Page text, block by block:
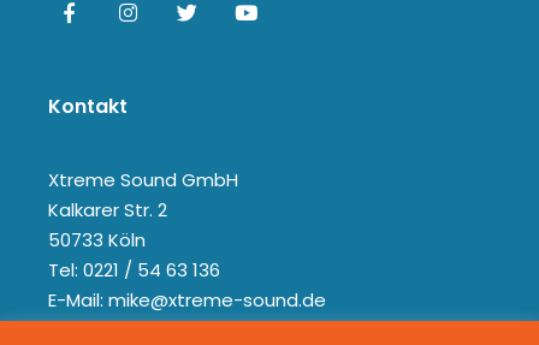
Kontakt
Xtreme Sound GmbH
Kalkarer Str. 2
50733 Köln
Tel: 0221 / 54 63 136
E-Mail: mike@xtreme-sound.de